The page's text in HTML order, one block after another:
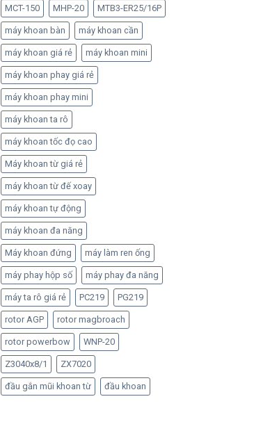
MCT-150 MHP-20 MTB3-ER25/16P
máy khoan bàn máy khoan cần
máy khoan giá rẻ máy khoan mini
máy khoan phay giá rẻ
máy khoan phay mini
máy khoan ta rô
máy khoan tốc đọ cao
Máy khoan từ giá rẻ
máy khoan từ đế xoay
máy khoan tự động
máy khoan đa năng
Máy khoan đứng máy làm ren ống
máy phay hộp số máy phay đa năng
máy ta rô giá rẻ PC219 PG219
rotor AGP rotor magbroach
rotor powerbow WNP-20
Z3040x8/1 ZX7020
đầu gắn mũi khoan từ đầu khoan